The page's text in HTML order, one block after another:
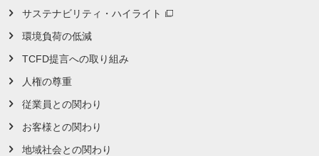
サステナビリティ・ハイライト
環境負荷の低減
TCFD提言への取り組み
人権の尊重
従業員との関わり
お客様との関わり
地域社会との関わり